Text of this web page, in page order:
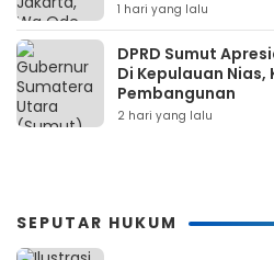
1 hari yang lalu
DPRD Sumut
Di Kepulauan
Pembangunan
2 hari yang lalu
SEPUTAR HUKUM